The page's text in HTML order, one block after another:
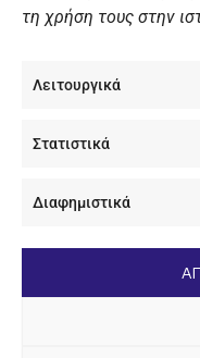
τη χρήση τους στην
Λειτουργικά
Στατιστικά
Διαφημιστικά
Γενική Πολιτική
Ενημέρωση Summer
ΕΠΙΚΟΙΝΩΝΊΑ
+30 210 89 62 416
Ναυτικός Όμιλος